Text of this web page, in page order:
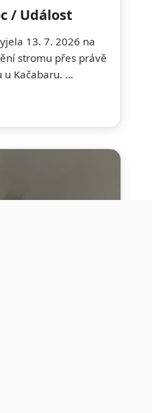
/ Událost
13. 7. 2026 na
stromu přes právě
Kačabaru. ...